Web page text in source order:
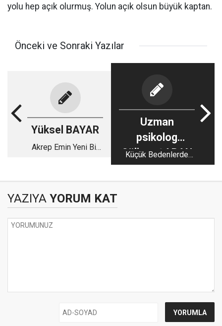
yolu hep açık olurmuş. Yolun açık olsun büyük kaptan.
Önceki ve Sonraki Yazılar
Yüksel BAYAR
Akrep Emin Yeni Bir
Uzman
psikolog
Gülizar ŞARAN
Küçük Bedenlerde
Büyük Zehir: Madde
YAZIYA YORUM KAT